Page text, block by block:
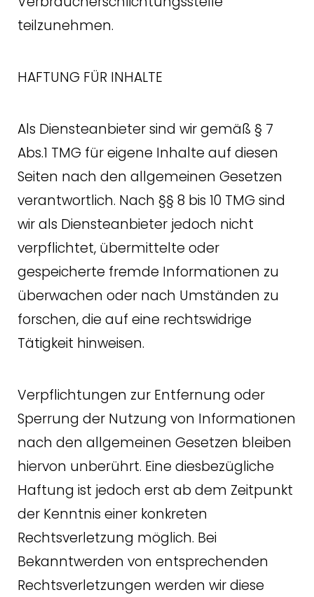
teilzunehmen.
HAFTUNG FÜR INHALTE
Als Diensteanbieter sind wir gemäß § 7
Abs.1 TMG für eigene Inhalte auf diesen
Seiten nach den allgemeinen Gesetzen
verantwortlich. Nach §§ 8 bis 10 TMG sind
wir als Diensteanbieter jedoch nicht
verpflichtet, übermittelte oder
gespeicherte fremde Informationen zu
überwachen oder nach Umständen zu
forschen, die auf eine rechtswidrige
Tätigkeit hinweisen.
Verpflichtungen zur Entfernung oder
Sperrung der Nutzung von Informationen
nach den allgemeinen Gesetzen bleiben
hiervon unberührt. Eine diesbezügliche
Haftung ist jedoch erst ab dem Zeitpunkt
der Kenntnis einer konkreten
Rechtsverletzung möglich. Bei
Bekanntwerden von entsprechenden
Rechtsverletzungen werden wir diese